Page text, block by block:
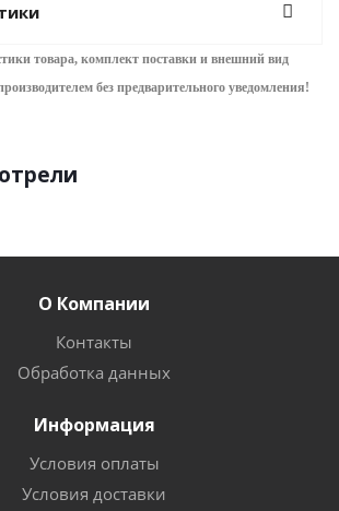
товара, комплект поставки и внешний вид
без предварительного уведомления!
О Компании
Контакты
Обработка данных
Информация
Условия оплаты
Условия доставки